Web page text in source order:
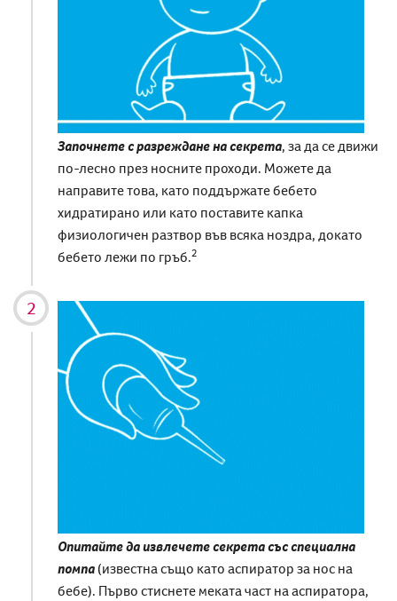
Започнете с разреждане насекрета, зада се движи
по-лесно през носните проходи. Можете да
направите това, като поддържате бебето
хидратирано или като поставите капка
физиологичен разтвор във всяка ноздра, докато
бебето лежи по гръб.2
Oпитайте да извлечетесекретасъс специална
помпа(известна също като аспиратор за нос на
бебе). Първо стиснете меката част на аспиратора,